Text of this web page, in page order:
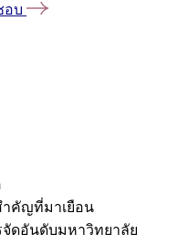
อบ
คัญที่มาเยือน
จัดอันดับมหาวิทยาลัย